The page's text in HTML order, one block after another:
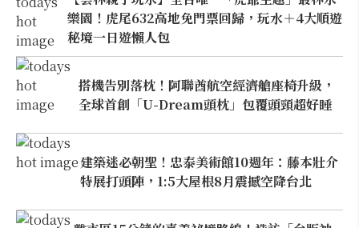
樂園！虎尾632高地免門票回歸，玩水＋4大順遊
秘境一日遊懶人包
搭機告別落枕！阿聯酋航空經濟艙座椅升級，
全球首創「U-Dream頭枕」包覆頭頸超好睡
建築迷必朝聖！忠泰美術館10週年：藤本壯介
特展打頭陣，1:5大屋根8月震撼空降台北